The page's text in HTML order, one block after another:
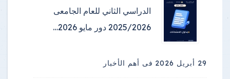
الدراسي الثاني للعام الجامعى
2025/2026 دور مايو 2026…
29 أبريل 2026 فى أهم الأخبار